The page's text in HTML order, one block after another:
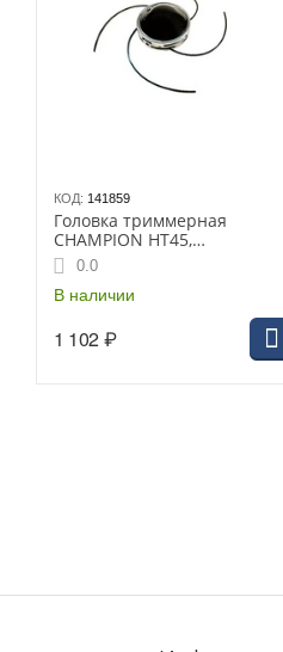
КОД: 141859
Головка триммерная
CHAMPION HT45,
универсальная все
редукторные косы более 40
см³
0.0
В наличии
1 102₽